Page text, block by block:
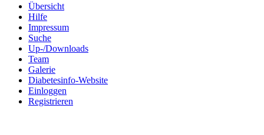
Übersicht
Hilfe
Impressum
Suche
Up-/Downloads
Team
Galerie
Diabetesinfo-Website
Einloggen
Registrieren